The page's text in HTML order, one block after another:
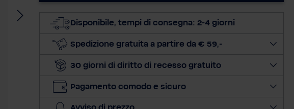
z
n
l
q
Disponibile, tempi di consegna: 2-4 giorni
Spedizione gratuita a partire da € 59,-
30 giorni di diritto di recesso gratuito
Pagamento comodo e sicuro